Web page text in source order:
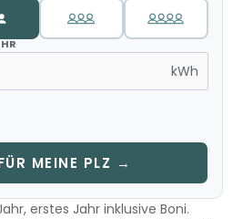
kWh
MEINE PLZ →
erstes Jahr inklusive Boni.